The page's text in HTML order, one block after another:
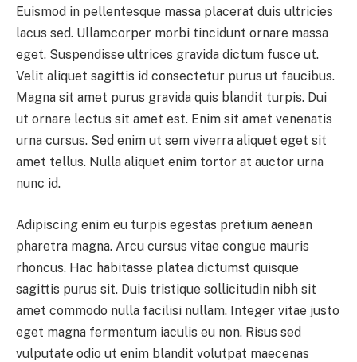
Euismod in pellentesque massa placerat duis ultricies
lacus sed. Ullamcorper morbi tincidunt ornare massa
eget. Suspendisse ultrices gravida dictum fusce ut.
Velit aliquet sagittis id consectetur purus ut faucibus.
Magna sit amet purus gravida quis blandit turpis. Dui
ut ornare lectus sit amet est. Enim sit amet venenatis
urna cursus. Sed enim ut sem viverra aliquet eget sit
amet tellus. Nulla aliquet enim tortor at auctor urna
nunc id.
Adipiscing enim eu turpis egestas pretium aenean
pharetra magna. Arcu cursus vitae congue mauris
rhoncus. Hac habitasse platea dictumst quisque
sagittis purus sit. Duis tristique sollicitudin nibh sit
amet commodo nulla facilisi nullam. Integer vitae justo
eget magna fermentum iaculis eu non. Risus sed
vulputate odio ut enim blandit volutpat maecenas